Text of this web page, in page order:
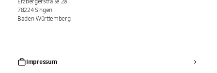
78224 Singen
Baden-Württemberg
Impressum